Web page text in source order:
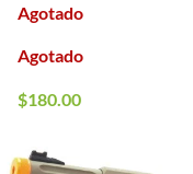
Agotado
Agotado
$180.00